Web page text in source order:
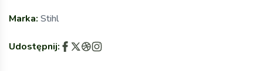
Marka: Stihl
Udostępnij: